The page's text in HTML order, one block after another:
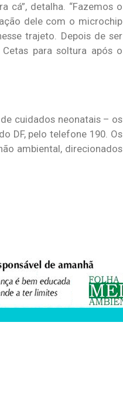
cá”, detalha. “Fazemos o
dele com o microchip
trajeto. Depois de ser
para soltura após o
cuidados neonatais – os
DF, pelo telefone 190. Os
ambiental, direcionados